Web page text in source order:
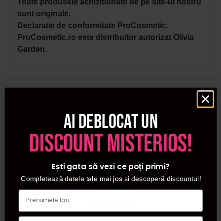
Toate produsele achizitionate de pe site-ul nostru
sunt originale.
Declaratie de conformitate ProCosmetic.
ProCosmetic.ro este distribuitor autorizat Olivia
Garden.
5414343020833
Categorii
Perii de par
Brand
Olivia Garden
Confort, Rezistenta
Tip produs
Perie de par
Tip utilizare
Ai deblocat un
discount misterios!
Ești gata să vezi ce poți primi?
Completează datele tale mai jos și descoperă discountul!